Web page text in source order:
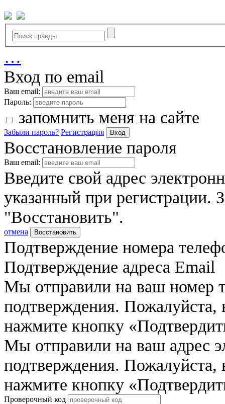
…
Вход по email
Ваш email:
Пароль:
запомнить меня на сайте
Забыли пароль? Регистрация Вход
Восстановление пароля
Ваш email:
Введите свой адрес
указанный при регистрации.
"Восстановить".
отмена Восстановить
Подтверждение номера
Подтверждение адреса Email
Мы отправили на ваш номер
подтверждения. Пожалуйста,
нажмите кнопку
Мы отправили на ваш адрес
подтверждения. Пожалуйста,
нажмите кнопку
Проверочный код